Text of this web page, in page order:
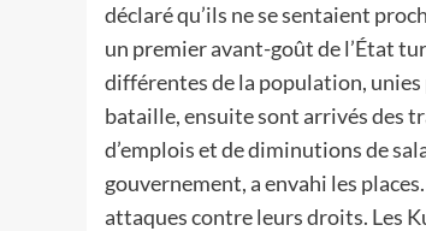
déclaré qu’ils ne se sentaient
un premier avant-goût de l’État
différentes de la population, unies
bataille, ensuite sont arrivés des
d’emplois et de diminutions de
gouvernement, a envahi les
attaques contre leurs droits. Les